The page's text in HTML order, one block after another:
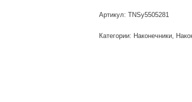
Артикул: TNSy5505281
Категории: Наконечники,